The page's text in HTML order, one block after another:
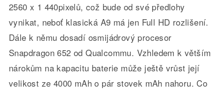
2560 x 1 440pixelů, což bude od své předlohy
vynikat, neboť klasická A9 má jen Full HD rozlišení.
Dále k němu dosadí osmijádrový procesor
Snapdragon 652 od Qualcommu. Vzhledem k větším
nárokům na kapacitu baterie může ještě vrůst její
velikost ze 4000 mAh o pár stovek mAh nahoru. Co